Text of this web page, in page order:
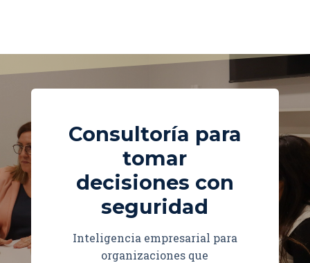
Consultoría para
tomar
decisiones con
seguridad
Inteligencia empresarial para
organizaciones que